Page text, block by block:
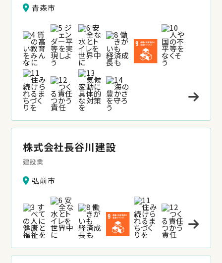
青森市
株式会社長谷川建設
建設業
弘前市